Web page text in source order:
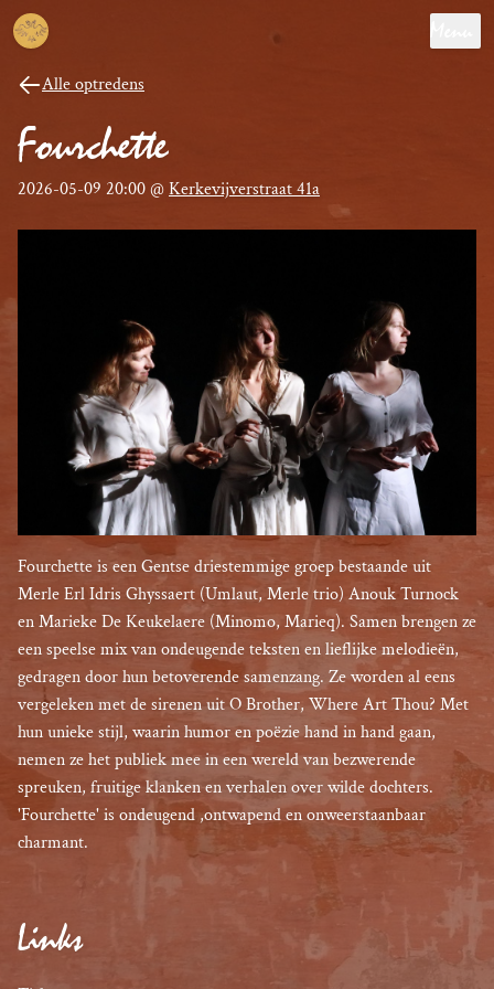
Alle optredens
Fourchette
2026-05-09 20:00@Kerkevijverstraat 41a
Fourchette is een Gentse driestemmige groep bestaande uit
Merle Erl Idris Ghyssaert (Umlaut, Merle trio) Anouk Turnock
en Marieke De Keukelaere (Minomo, Marieq). Samen brengen ze
een speelse mix van ondeugende teksten en lieflijke melodieën,
gedragen door hun betoverende samenzang. Ze worden al eens
vergeleken met de sirenen uit O Brother, Where Art Thou? Met
hun unieke stijl, waarin humor en poëzie hand in hand gaan,
nemen ze het publiek mee in een wereld van bezwerende
spreuken, fruitige klanken en verhalen over wilde dochters.
'Fourchette' is ondeugend ,ontwapend en onweerstaanbaar
charmant.
Links